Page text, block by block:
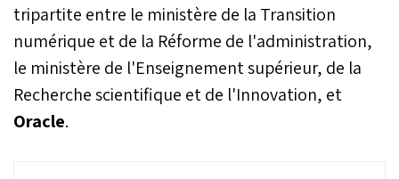
tripartite entre le ministère de la Transition
numérique et de la Réforme de l'administration,
le ministère de l'Enseignement supérieur, de la
Recherche scientifique et de l'Innovation, et
Oracle.